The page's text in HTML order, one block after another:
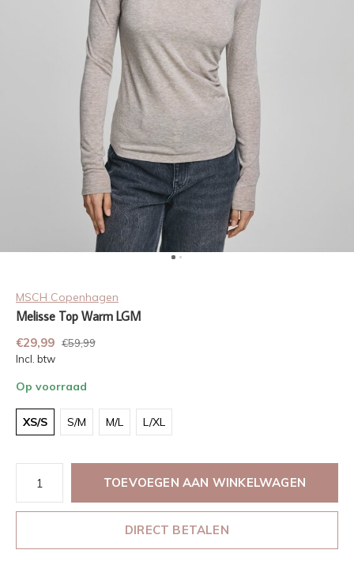
MSCH Copenhagen
Melisse Top Warm LGM
€29,99 €59,99
Incl. btw
Op voorraad
XS/S S/M M/L L/XL
TOEVOEGEN AAN WINKELWAGEN
DIRECT BETALEN